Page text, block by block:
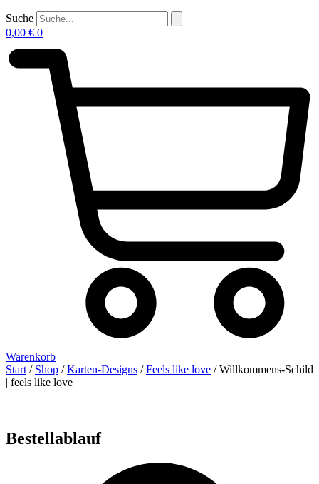
Suche
0,00 € 0
Warenkorb
Start / Shop /Karten-Designs /Feels like love / Willkommens-Schild
| feels like love
Bestellablauf